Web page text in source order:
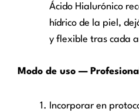
Ácido Hialurónico
hídrico de la piel,
y flexible tras cada
Modo de uso —
Incorporar en